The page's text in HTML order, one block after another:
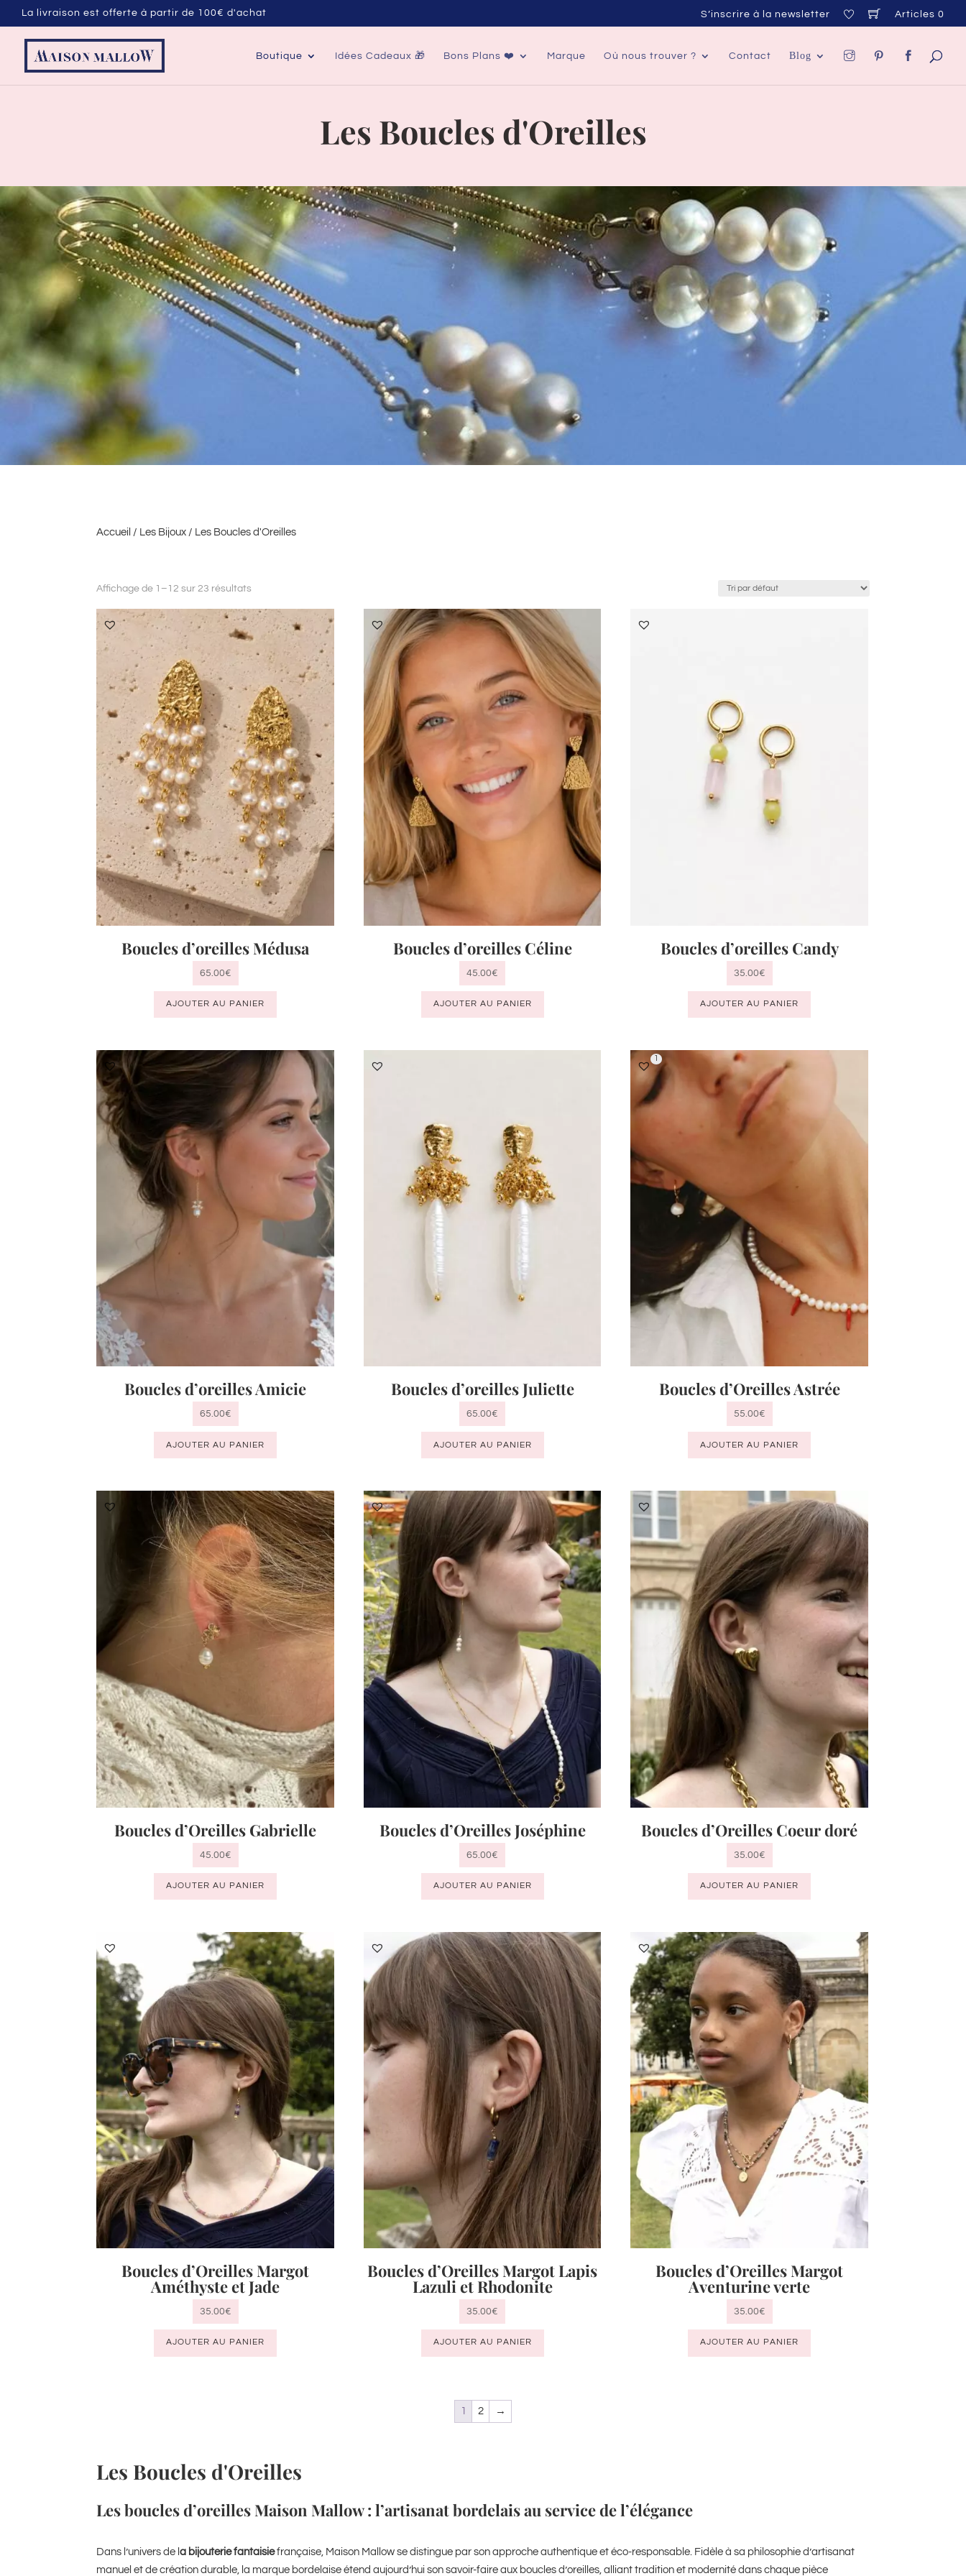
La livraison est offerte à partir de 100€ d'achat S’inscrire à la newsletter Articles 0
Boutique Idées Cadeaux 🎁 Bons Plans ❤️ Marque Où nous trouver ? Contact Blog
Les Boucles d'Oreilles
Accueil / Les Bijoux / Les Boucles d'Oreilles
Affichage de 1–12 sur 23 résultats
Boucles d’oreilles Médusa
65.00€
AJOUTER AU PANIER
Boucles d’oreilles Céline
45.00€
AJOUTER AU PANIER
Boucles d’oreilles Candy
35.00€
AJOUTER AU PANIER
Boucles d’oreilles Amicie
65.00€
AJOUTER AU PANIER
Boucles d’oreilles Juliette
65.00€
AJOUTER AU PANIER
Boucles d’Oreilles Astrée
55.00€
AJOUTER AU PANIER
Boucles d’Oreilles Gabrielle
45.00€
AJOUTER AU PANIER
Boucles d’Oreilles Joséphine
65.00€
AJOUTER AU PANIER
Boucles d’Oreilles Coeur doré
35.00€
AJOUTER AU PANIER
Boucles d’Oreilles Margot
Améthyste et Jade
35.00€
AJOUTER AU PANIER
Boucles d’Oreilles Margot Lapis
Lazuli et Rhodonite
35.00€
AJOUTER AU PANIER
Boucles d’Oreilles Margot
Aventurine verte
35.00€
AJOUTER AU PANIER
2 →
Les Boucles d'Oreilles
Les boucles d’oreilles Maison Mallow : l’artisanat bordelais au service de l’élégance
Dans l’univers de la bijouterie fantaisiefrançaise, Maison Mallow se distingue par son approche authentique et éco-responsable. Fidèle à sa philosophie d’artisanat
manuel et de création durable, la marque bordelaise étend aujourd’hui son savoir-faire aux boucles d’oreilles, alliant tradition et modernité dans chaque pièce